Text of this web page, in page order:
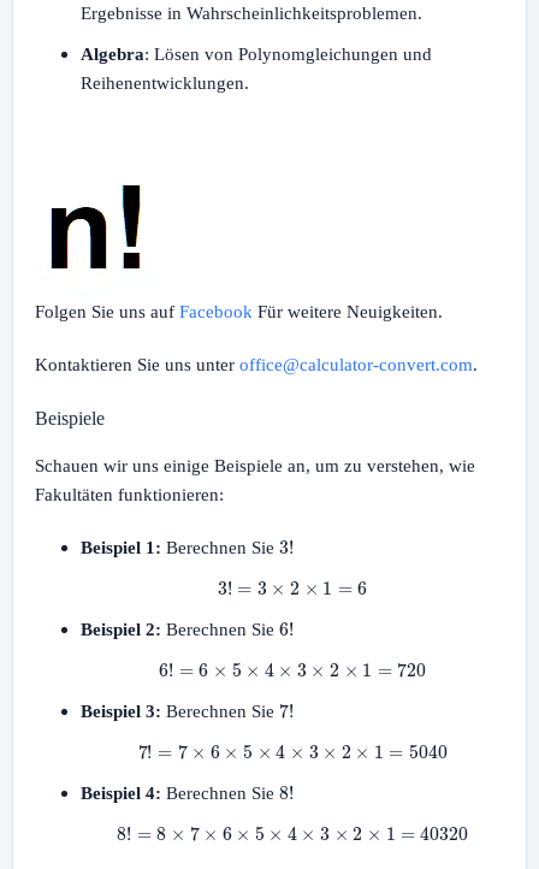
Ergebnisse in Wahrscheinlichkeitsproblemen.
Algebra: Lösen von Polynomgleichungen und
Reihenentwicklungen.
Folgen Sie uns auf Facebook Für weitere Neuigkeiten.
Kontaktieren Sie uns unter office@calculator-convert.com.
Beispiele
Schauen wir uns einige Beispiele an, um zu verstehen, wie
Fakultäten funktionieren:
Beispiel 1: Berechnen Sie 3!
!= 3×2 ×1 =
Beispiel 2: Berechnen Sie 6!
6 != 6×5 ×4 × 3× 2×1 =720
Beispiel 3: Berechnen Sie 7!
7! =7 ×6× 5× 4 ×3 ×2× 1=5040
Beispiel 4: Berechnen Sie 8!
8 = 8× 7×6 ×5 × 4× 3×2 ×1 = 40320